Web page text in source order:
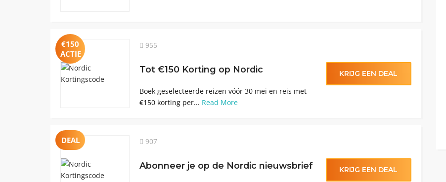
€150
ACTIE
955
Tot €150 Korting op Nordic
Boek geselecteerde reizen vóór 30 mei en reis met
€150 korting per... Read More
KRIJG EEN DEAL
DEAL 907
Abonneer je op de Nordic nieuwsbrief KRIJG EEN DEAL